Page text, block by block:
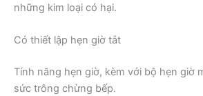
những kim loại có hại.
Có thiết lập hẹn giờ tắt
Tính năng hẹn giờ, kèm với bộ hẹn giờ
sức trông chừng bếp.